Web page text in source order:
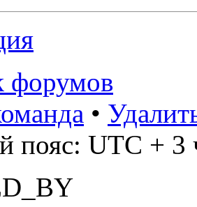
форумов
•
пояс: UTC + 3